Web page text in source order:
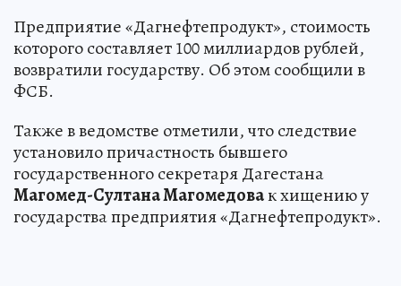
Предприятие «Дагнефтепродукт», стоимость
которого составляет 100 миллиардов рублей,
возвратили государству. Об этом сообщили в
ФСБ.
Также в ведомстве отметили, что следствие
установило причастность бывшего
государственного секретаря Дагестана
Магомед-Султана Магомедовак хищению у
государства предприятия «Дагнефтепродукт».